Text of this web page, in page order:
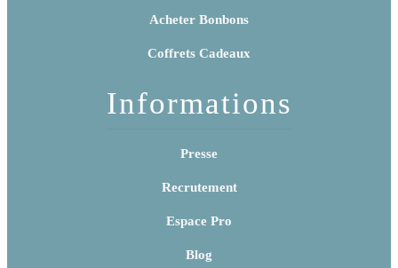
Acheter Bonbons
Coffrets Cadeaux
Informations
Presse
Recrutement
Espace Pro
Blog